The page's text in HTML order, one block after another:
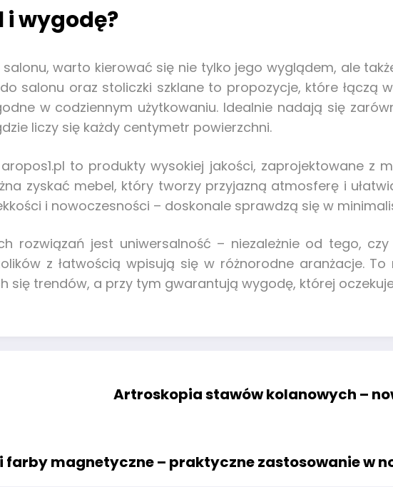
i wygodę?
warto kierować się nie tylko jego wyglądem, ale
salonu oraz stoliczki szklane to propozycje, które łączą
w codziennym użytkowaniu. Idealnie nadają się
liczy się każdy centymetr powierzchni.
to produkty wysokiej jakości, zaprojektowane z
zyskać mebel, który tworzy przyjazną atmosferę i
i nowoczesności – doskonale sprawdzą się w
rozwiązań jest uniwersalność – niezależnie od tego,
z łatwością wpisują się w różnorodne aranżacje.
się trendów, a przy tym gwarantują wygodę, której
Artroskopia stawów kolanowych –
farby magnetyczne – praktyczne zastosowanie w